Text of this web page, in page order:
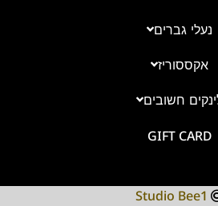
נעלי גברים
אקססוריז
חשובים
GIFT CARD
Studio Bee1